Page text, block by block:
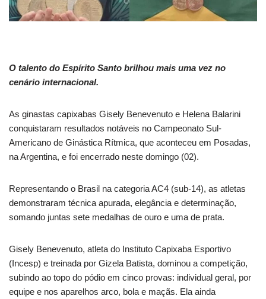
O talento do Espírito Santo brilhou mais uma vez no
cenário internacional.
As ginastas capixabas Gisely Benevenuto e Helena Balarini
conquistaram resultados notáveis no Campeonato Sul-
Americano de Ginástica Rítmica, que aconteceu em Posadas,
na Argentina, e foi encerrado neste domingo (02).
Representando o Brasil na categoria AC4 (sub-14), as atletas
demonstraram técnica apurada, elegância e determinação,
somando juntas sete medalhas de ouro e uma de prata.
Gisely Benevenuto, atleta do Instituto Capixaba Esportivo
(Incesp) e treinada por Gizela Batista, dominou a competição,
subindo ao topo do pódio em cinco provas: individual geral, por
equipe e nos aparelhos arco, bola e maçãs. Ela ainda